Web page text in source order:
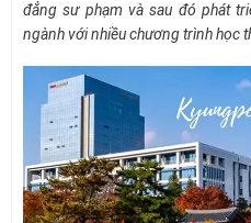
đẳng sư phạm và sau đó phát
ngành với nhiều chương trình học